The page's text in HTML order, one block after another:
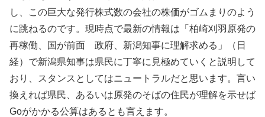
し、この巨大な発行株式数の会社の株価がゴムまりのよう
に跳ねるのです。現時点で最新の情報は「柏崎刈羽原発の
再稼働、国が前面 政府、新潟知事に理解求める」（日
経）で新潟県知事は県民に丁寧に見極めていくと説明して
おり、スタンスとしてはニュートラルだと思います。言い
換えれば県民、あるいは原発のそばの住民が理解を示せば
Goがかかる公算はあるとも言えます。